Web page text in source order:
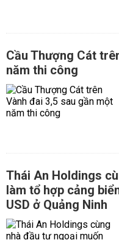
Cầu Thượng Cát
năm thi công
Thái An Holdings
làm tổ hợp cảng
USD ở Quảng Ninh